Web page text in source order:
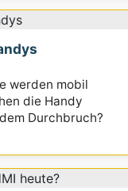
werden mobil
die Handy
Durchbruch?